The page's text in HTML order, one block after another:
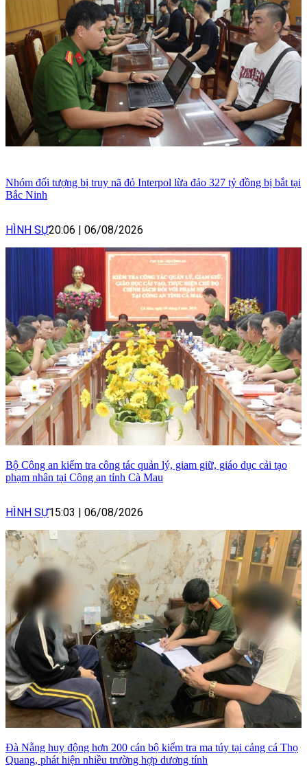
Nhóm đối tượng bị truy nã đỏ Interpol lừa đảo 327 tỷ đồng bị bắt tại
Bắc Ninh
HÌNH SỰ20:06 06/08/2026
Bộ Công an kiểm tra công tác quản lý, giam giữ, giáo dục cải tạo
phạm nhân tại Công an tỉnh Cà Mau
HÌNH SỰ15:03 06/08/2026
Đà Nẵng huy động hơn 200 cán bộ kiểm tra ma túy tại cảng cá Thọ
Quang, phát hiện nhiều trường hợp dương tính